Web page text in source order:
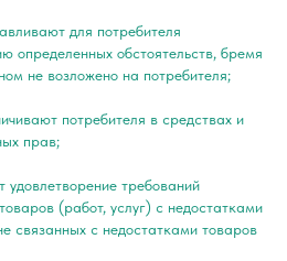
для потребителя
определенных обстоятельств, бремя
не возложено на потребителя;
потребителя в средствах и
прав;
удовлетворение требований
(работ, услуг) с недостатками
связанных с недостатками товаров